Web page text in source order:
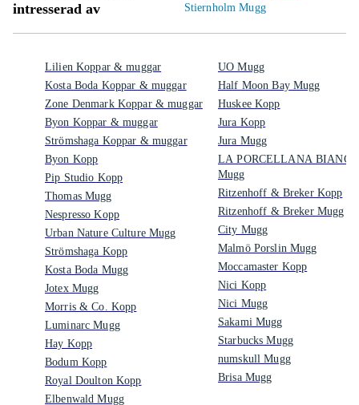
intresserad av
Stiernholm Mugg
Lilien Koppar & muggar
Kosta Boda Koppar & muggar
Zone Denmark Koppar & muggar
Byon Koppar & muggar
Strömshaga Koppar & muggar
Byon Kopp
Pip Studio Kopp
Thomas Mugg
Nespresso Kopp
Urban Nature Culture Mugg
Strömshaga Kopp
Kosta Boda Mugg
Jotex Mugg
Morris & Co. Kopp
Luminarc Mugg
Hay Kopp
Bodum Kopp
Royal Doulton Kopp
Elbenwald Mugg
UO Mugg
Half Moon Bay Mugg
Huskee Kopp
Jura Kopp
Jura Mugg
LA PORCELLANA BIANCA
Mugg
Ritzenhoff & Breker Kopp
Ritzenhoff & Breker Mugg
City Mugg
Malmö Porslin Mugg
Moccamaster Kopp
Nici Kopp
Nici Mugg
Sakami Mugg
Starbucks Mugg
numskull Mugg
Brisa Mugg